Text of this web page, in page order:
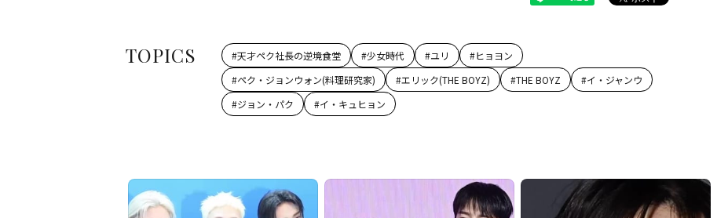
TOPICS #天才ペク社長の逆境食堂 #少女時代 #ユリ #ヒョヨン
#ペク・ジョンウォン(料理研究家) #エリック(THE BOYZ) #THE BOYZ #イ・ジャンウ
#ジョン・パク #イ・キュヒョン